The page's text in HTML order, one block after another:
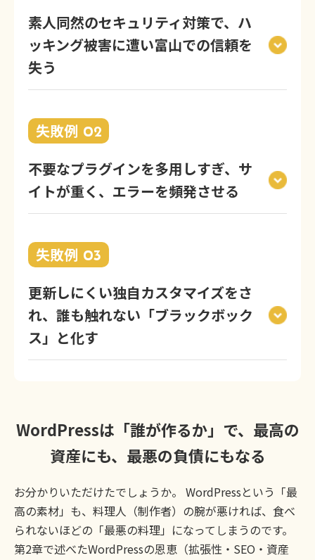
素人同然のセキュリティ対策で、ハ
ッキング被害に遭い富山での信頼を
失う
失敗例 02
不要なプラグインを多用しすぎ、サ
イトが重く、エラーを頻発させる
失敗例 03
更新しにくい独自カスタマイズをさ
れ、誰も触れない「ブラックボック
ス」と化す
WordPressは「誰が作るか」で、最高の
資産にも、最悪の負債にもなる
お分かりいただけたでしょうか。 WordPressという「最
高の素材」も、料理人（制作者）の腕が悪ければ、食べ
られないほどの「最悪の料理」になってしまうのです。
第2章で述べたWordPressの恩恵（拡張性・SEO・資産